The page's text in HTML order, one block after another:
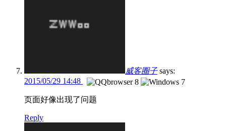
威客圈子 says:
2015/05/29 14:48
页面好像出现了问题
Reply